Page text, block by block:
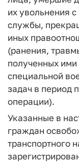
их увольнения
службы,
иных
(ранения,
полученных
специальной
задач в период
операции).
Указанные в
граждан
транспортного